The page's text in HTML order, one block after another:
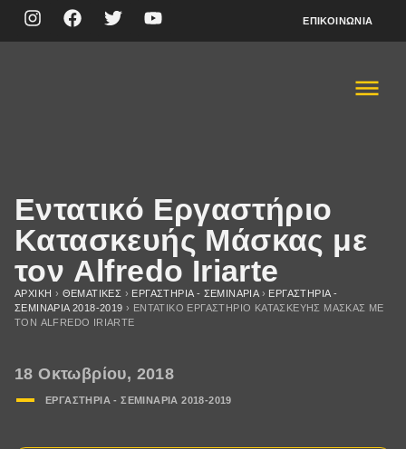
ΕΠΙΚΟΙΝΩΝΊΑ
Εντατικό Εργαστήριο
Κατασκευής Μάσκας με
τον Alfredo Iriarte
ΑΡΧΙΚΉ › ΘΕΜΑΤΙΚΈΣ › ΕΡΓΑΣΤΗΡΙΑ - ΣΕΜΙΝΑΡΙΑ› ΕΡΓΑΣΤΗΡΙΑ -
ΣΕΜΙΝΑΡΙA 2018-2019 › ΕΝΤΑΤΙΚΌ ΕΡΓΑΣΤΉΡΙΟ ΚΑΤΑΣΚΕΥΉΣ ΜΆΣΚΑΣ ΜΕ
ΤΟΝ ALFREDO IRIARTE
18 Οκτωβρίου, 2018
ΕΡΓΑΣΤΗΡΙΑ - ΣΕΜΙΝΑΡΙA 2018-2019